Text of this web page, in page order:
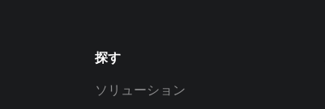
探す
ソリューション